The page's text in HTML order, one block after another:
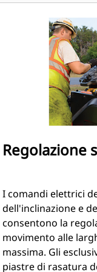
Regolazione
I comandi elettrici
dell'inclinazione e
consentono la
movimento alle
massima. Gli
piastre di rasatura